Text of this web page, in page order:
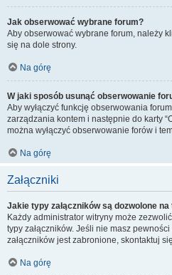
Jak obserwować wybrane forum?
Aby obserwować wybrane forum, należy
się na dole strony.
Na górę
W jaki sposób usunąć obserwowanie
Aby wyłączyć funkcję obserwowania
zarządzania kontem i następnie do karty
można wyłączyć obserwowanie forów i
Na górę
Załączniki
Jakie typy załączników są dozwolone
Każdy administrator witryny może
typy załączników. Jeśli nie masz
załączników jest zabronione, skontaktuj
Na górę